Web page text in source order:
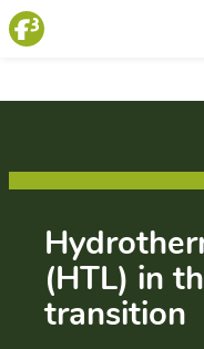
(HTL) in
transition